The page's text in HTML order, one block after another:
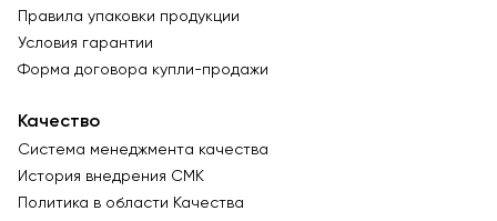
Правила упаковки продукции
Условия гарантии
Форма договора купли-продажи
Качество
Система менеджмента качества
История внедрения СМК
Политика в области Качества